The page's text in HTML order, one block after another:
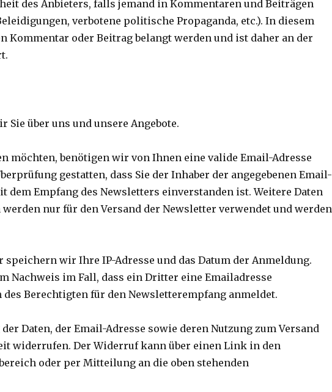
des Anbieters, falls jemand in Kommentaren und Beiträgen
verbotene politische Propaganda, etc.). In diesem
Kommentar oder Beitrag belangt werden und ist daher an der
über uns und unsere Angebote.
möchten, benötigen wir von Ihnen eine valide Email-Adresse
gestatten, dass Sie der Inhaber der angegebenen Email-
dem Empfang des Newsletters einverstanden ist. Weitere Daten
nur für den Versand der Newsletter verwendet und werden
wir Ihre IP-Adresse und das Datum der Anmeldung.
Nachweis im Fall, dass ein Dritter eine Emailadresse
Berechtigten für den Newsletterempfang anmeldet.
Daten, der Email-Adresse sowie deren Nutzung zum Versand
widerrufen. Der Widerruf kann über einen Link in den
oder per Mitteilung an die oben stehenden